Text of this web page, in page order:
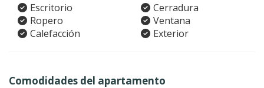
Escritorio
Cerradura
Ropero
Ventana
Calefacción
Exterior
Comodidades del apartamento